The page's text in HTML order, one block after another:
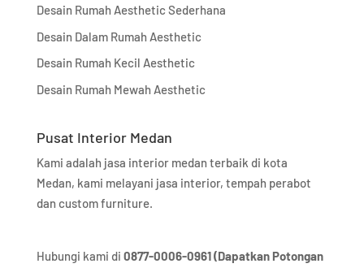
Desain Rumah Aesthetic Sederhana
Desain Dalam Rumah Aesthetic
Desain Rumah Kecil Aesthetic
Desain Rumah Mewah Aesthetic
Pusat Interior Medan
Kami adalah jasa interior medan terbaik di kota
Medan, kami melayani jasa interior, tempah perabot
dan custom furniture.
Hubungi kami di 0877-0006-0961 (Dapatkan Potongan